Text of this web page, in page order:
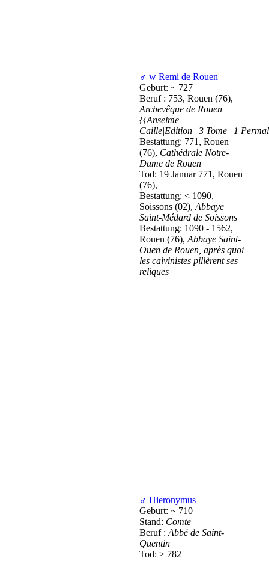
♂ w Remi de Rouen
Geburt: ~ 727
Beruf : 753, Rouen (76),
Archevêque de Rouen
{{Anselme
Bestattung: 771, Rouen
(76), Cathédrale Notre-
Dame de Rouen
Tod: 19 Januar 771, Rouen
(76),
Bestattung: < 1090,
Soissons (02), Abbaye
Saint-Médard de Soissons
Bestattung: 1090 - 1562,
Rouen (76), Abbaye Saint-
Ouen de Rouen, après quoi
les calvinistes pillèrent ses
reliques
♂ Hieronymus
Geburt: ~ 710
Stand: Comte
Beruf : Abbé de Saint-
Quentin
Tod: > 782